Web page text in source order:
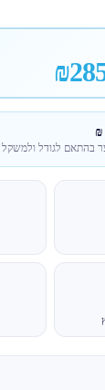
בהתאם לגודל ולמשקל